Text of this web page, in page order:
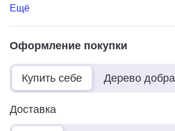
Ещё
Оформление покупки
Купить себе Дерево добра
Доставка